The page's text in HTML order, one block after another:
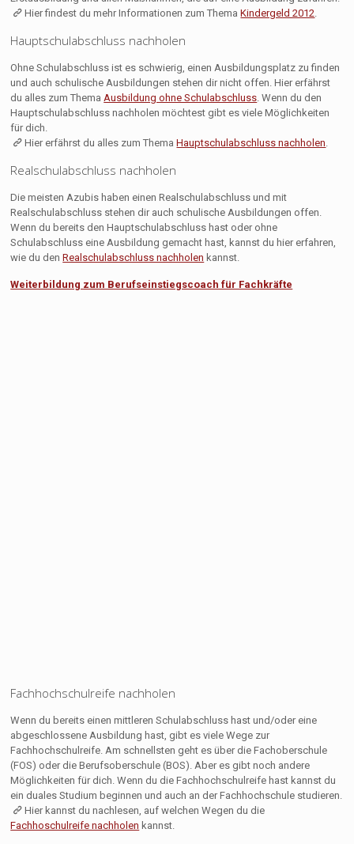
Hier findest du mehr Informationen zum ThemaKindergeld 2012.
Hauptschulabschluss nachholen
Ohne Schulabschluss ist es schwierig, einen Ausbildungsplatz zu finden
und auch schulische Ausbildungen stehen dir nicht offen. Hier erfährst
du alles zum ThemaAusbildung ohne Schulabschluss. Wenn du den
Hauptschulabschluss nachholen möchtest gibt es viele Möglichkeiten
für dich.
Hier erfährst du alles zum ThemaHauptschulabschluss nachholen.
Realschulabschluss nachholen
Die meisten Azubis haben einen Realschulabschluss und mit
Realschulabschluss stehen dir auch schulische Ausbildungen offen.
Wenn du bereits den Hauptschulabschluss hast oder ohne
Schulabschluss eine Ausbildung gemacht hast, kannst du hier erfahren,
wie du denRealschulabschluss nachholen kannst.
Weiterbildung zum Berufseinstiegscoach für Fachkräfte
Fachhochschulreife nachholen
Wenn du bereits einen mittleren Schulabschluss hast und/oder eine
abgeschlossene Ausbildung hast, gibt es viele Wege zur
Fachhochschulreife. Am schnellsten geht es über die Fachoberschule
(FOS) oder die Berufsoberschule (BOS). Aber es gibt noch andere
Möglichkeiten für dich. Wenn du die Fachhochschulreife hast kannst du
ein duales Studium beginnen und auch an der Fachhochschule studieren.
Hier kannst du nachlesen, auf welchen Wegen du die
Fachhoschulreife nachholen kannst.